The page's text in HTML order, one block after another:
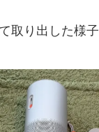
取り出した様子